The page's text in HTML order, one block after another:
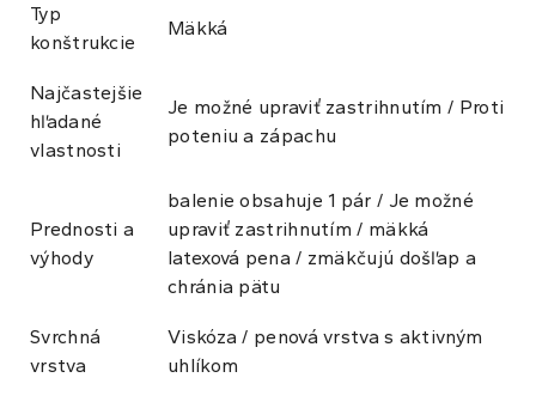
Typ
konštrukcie
Mäkká
Najčastejšie
hľadané
vlastnosti
Je možné upraviť zastrihnutím / Proti
poteniu a zápachu
Prednosti a
výhody
balenie obsahuje 1 pár / Je možné
upraviť zastrihnutím / mäkká
latexová pena / zmäkčujú došľap a
chránia pätu
Svrchná
vrstva
Viskóza / penová vrstva s aktivným
uhlíkom